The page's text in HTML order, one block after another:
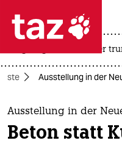
 taz
taz
themen
politik
usa unter
Ausstellung in der
Ausstellung in der
Beton statt